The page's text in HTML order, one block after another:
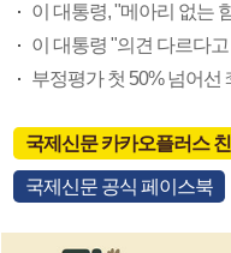
이 대통령, "메아리 없는
부정평가 첫 50% 넘어선
국제신문 카카오플러스
국제신문 공식 페이스북